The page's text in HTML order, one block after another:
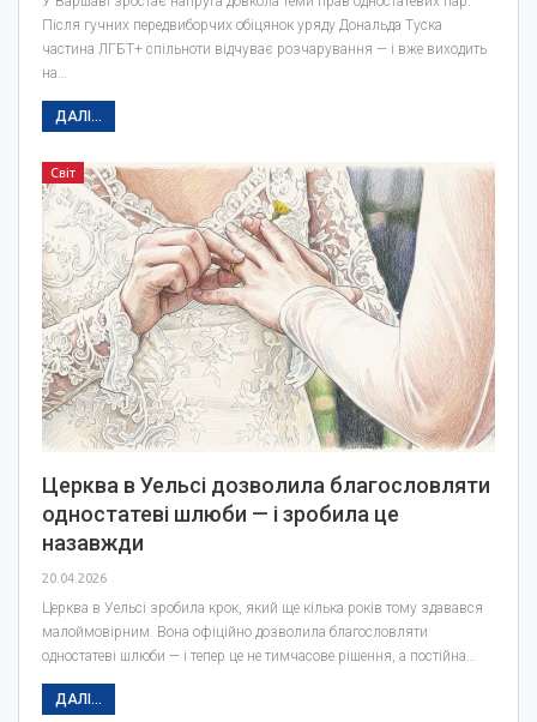
Після гучних передвиборчих обіцянок уряду Дональда Туска
частина ЛГБТ+ спільноти відчуває розчарування — і вже виходить
на…
ДАЛІ...
Світ
Церква в Уельсі дозволила благословляти
одностатеві шлюби — і зробила це
назавжди
20.04.2026
Церква в Уельсі зробила крок, який ще кілька років тому здавався
малоймовірним. Вона офіційно дозволила благословляти
одностатеві шлюби — і тепер це не тимчасове рішення, а постійна…
ДАЛІ...